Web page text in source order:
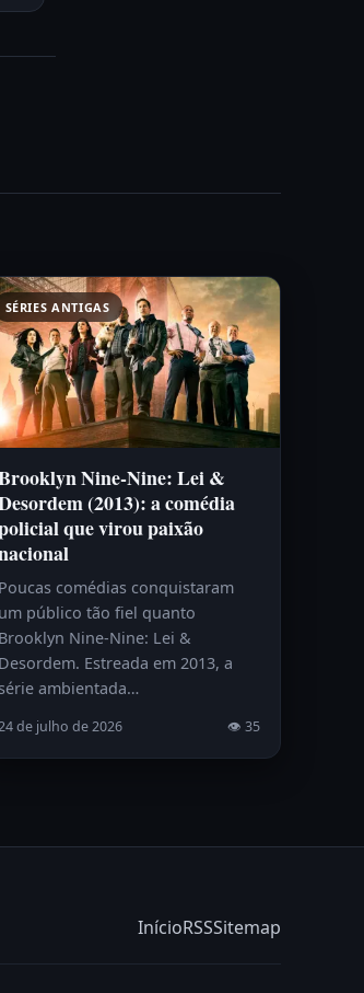
SÉRIES ANTIGAS
Nine-Nine: Lei &
(2013): a comédia
que virou paixão
Poucas comédias conquistaram
um público tão fiel quanto
Brooklyn Nine-Nine: Lei &
Desordem. Estreada em 2013, a
série ambientada…
de julho de 2026 👁 35
InícioRSSSitemap